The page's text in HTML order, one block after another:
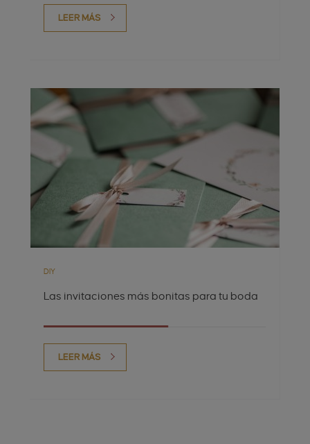
LEER MÁS
DIY
Las invitaciones más bonitas para tu boda
LEER MÁS